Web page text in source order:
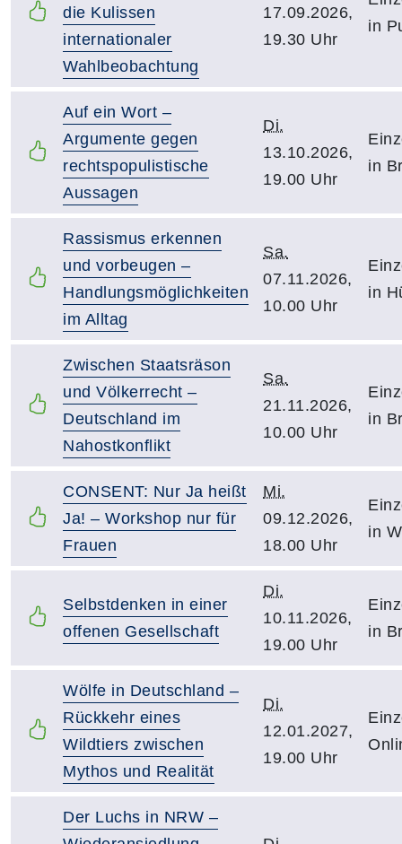
die Kulissen
internationaler
Wahlbeobachtung
17.09.2026,
19.30 Uhr
in
Auf ein Wort –
Argumente gegen
rechtspopulistische
Aussagen
Di.
13.10.2026,
19.00 Uhr
in
Rassismus erkennen
und vorbeugen –
Handlungsmöglichkeiten
im Alltag
Sa.
07.11.2026,
10.00 Uhr
in
Zwischen Staatsräson
und Völkerrecht –
Deutschland im
Nahostkonflikt
Sa.
21.11.2026,
10.00 Uhr
in
CONSENT: Nur Ja heißt
Ja! – Workshop nur für
Frauen
Mi.
09.12.2026,
18.00 Uhr
in
Selbstdenken in einer
offenen Gesellschaft
Di.
10.11.2026,
19.00 Uhr
in
Wölfe in Deutschland –
Rückkehr eines
Wildtiers zwischen
Mythos und Realität
Di.
12.01.2027,
19.00 Uhr
Der Luchs in NRW –